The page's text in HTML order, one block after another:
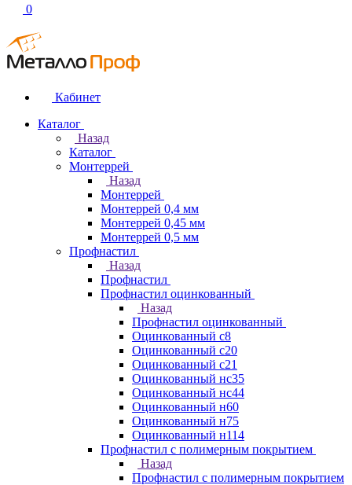
0
Кабинет
Каталог
Назад
Каталог
Монтеррей
Назад
Монтеррей
Монтеррей 0,4 мм
Монтеррей 0,45 мм
Монтеррей 0,5 мм
Профнастил
Назад
Профнастил
Профнастил оцинкованный
Назад
Профнастил оцинкованный
Оцинкованный с8
Оцинкованный с20
Оцинкованный с21
Оцинкованный нс35
Оцинкованный нс44
Оцинкованный н60
Оцинкованный н75
Оцинкованный н114
Профнастил с полимерным покрытием
Назад
Профнастил с полимерным покрытием